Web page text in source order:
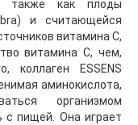
также как плоды
и считающейся
витамина С,
витамина С, чем,
коллаген ESSENS
аминокислота,
организмом
с пищей. Она играет